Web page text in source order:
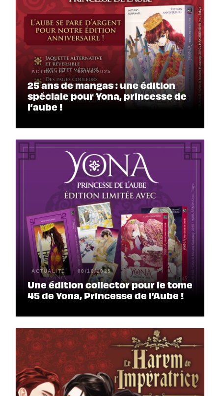
ACTUALITÉ 08/10/2025
25 ans de mangas : une édition
spéciale pour Yona, princesse de
l’aube !
ACTUALITÉ 08/10/2025
Une édition collector pour le tome
45 de Yona, Princesse de l’Aube !